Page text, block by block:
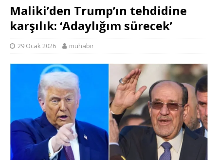
Maliki’den Trump’ın tehdidine
karşılık: ‘Adaylığım sürecek’
29 Ocak 2026 muhabir